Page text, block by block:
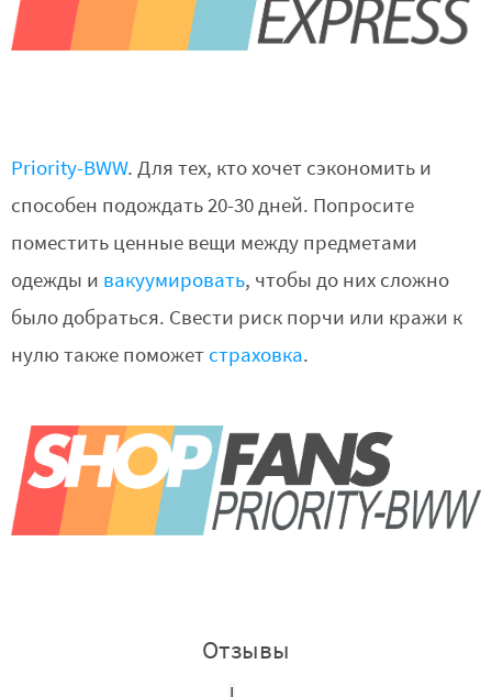
Priority-BWW. Для тех, кто хочет сэкономить и
способен подождать 20-30 дней. Попросите
поместить ценные вещи между предметами
одежды и вакуумировать, чтобы до них сложно
было добраться. Свести риск порчи или кражи к
нулю также поможетстраховка.
Отзывы